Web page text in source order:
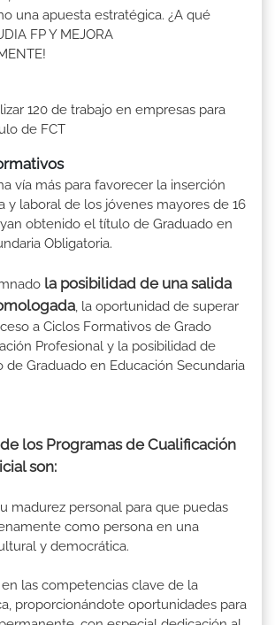
una apuesta estratégica. ¿A qué
FP Y MEJORA
120 de trabajo en empresas para
de FCT
vía más para favorecer la inserción
y laboral de los jóvenes mayores de 16
obtenido el título de Graduado en
Obligatoria.
la posibilidad de una salida
, la oportunidad de superar
a Ciclos Formativos de Grado
Profesional y la posibilidad de
Graduado en Educación Secundaria
los Programas de Cualificación
son:
madurez personal para que puedas
como persona en una
y democrática.
las competencias clave de la
proporcionándote oportunidades para